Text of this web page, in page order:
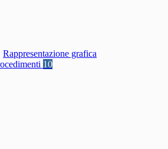
Rappresentazione grafica
10